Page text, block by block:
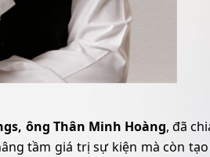
ông Thân Minh Hoàng, đã
tầm giá trị sự kiện mà còn